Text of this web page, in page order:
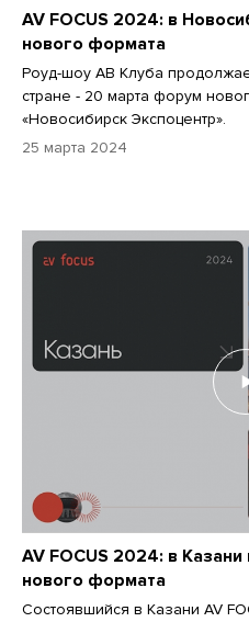
AV FOCUS 2024: в
нового формата
Роуд-шоу АВ Клуба
стране - 20 марта форум
«Новосибирск Экспоцентр».
25 марта 2024
AV FOCUS 2024: в
нового формата
Состоявшийся в Казани AV